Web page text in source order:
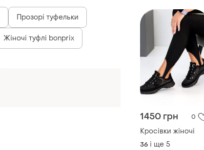
1450 грн 0
Кросівки жіночі
36 і ще 5
Прозорі туфельки
Жіночі туфлі bonprix